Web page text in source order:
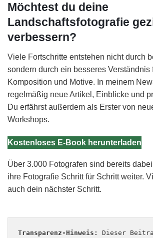
Möchtest du deine
Landschaftsfotografie
verbessern?
Viele Fortschritte entstehen nicht durch
sondern durch ein besseres Verständnis
Komposition und Motive. In meinem
regelmäßig neue Artikel, Einblicke und
Du erfährst außerdem als Erster von
Workshops.
Kostenloses E-Book herunterladen
Über 3.000 Fotografen sind bereits
ihre Fotografie Schritt für Schritt weiter.
auch dein nächster Schritt.
Transparenz-Hinweis:
Dieser